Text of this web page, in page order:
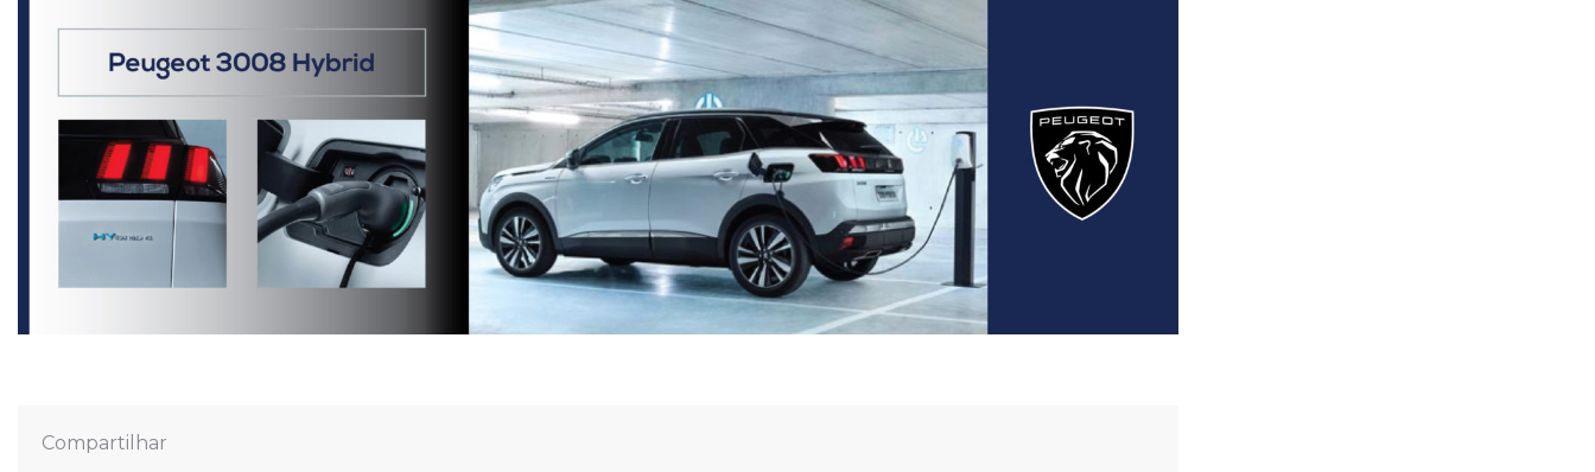
Compartilhar